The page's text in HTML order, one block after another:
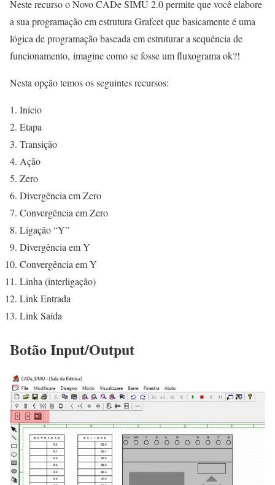
Neste recurso o Novo CADe SIMU 2.0 permite que você elabore
a sua programação em estrutura Grafcet que basicamente é uma
lógica de programação baseada em estruturar a sequência de
funcionamento, imagine como se fosse um fluxograma ok?!
Nesta opção temos os seguintes recursos:
Início
Etapa
Transição
Ação
Zero
Divergência em Zero
Convergência em Zero
Ligação “Y”
Divergência em Y
Convergência em Y
Linha (interligação)
Link Entrada
Link Saída
Botão Input/Output